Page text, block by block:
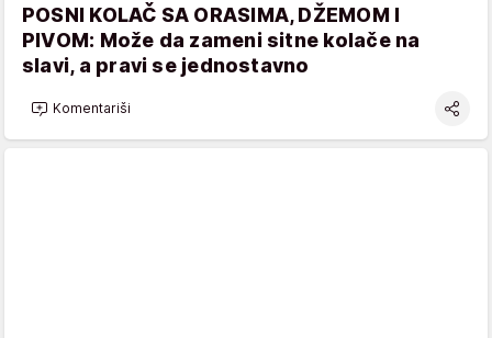
POSNI KOLAČ SA ORASIMA, DŽEMOM I
PIVOM: Može da zameni sitne kolače na
slavi, a pravi se jednostavno
Komentariši